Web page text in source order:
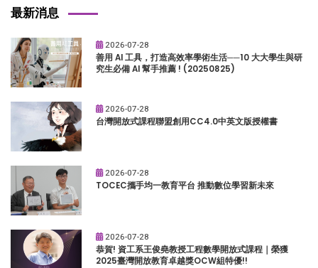
最新消息
2026-07-28
善用 AI 工具，打造高效率學術生活──10 大大學生與研
究生必備 AI 幫手推薦 ! (20250825)
2026-07-28
台灣開放式課程聯盟創用CC4.0中英文版授權書
2026-07-28
TOCEC攜手均一教育平台 推動數位學習新未來
2026-07-28
恭賀! 資工系王俊堯教授工程數學開放式課程｜榮獲
2025臺灣開放教育卓越獎OCW組特優!!